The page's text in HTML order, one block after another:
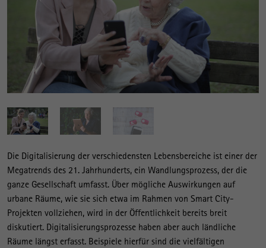
Die Digitalisierung der verschiedensten Lebensbereiche ist einer der
Megatrends des 21. Jahrhunderts, ein Wandlungsprozess, der die
ganze Gesellschaft umfasst. Über mögliche Auswirkungen auf
urbane Räume, wie sie sich etwa im Rahmen von Smart City-
Projekten vollziehen, wird in der Öffentlichkeit bereits breit
diskutiert. Digitalisierungsprozesse haben aber auch ländliche
Räume längst erfasst. Beispiele hierfür sind die vielfältigen